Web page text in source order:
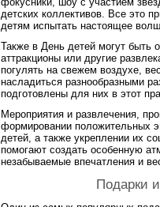
детских коллективов. Все это
детям испытать настоящее
Также в День детей могут быть
аттракционы или другие
погулять на свежем воздухе,
насладиться разнообразными
подготовлены для них в этот
Мероприятия и развлечения,
формировании положительных
детей, а также укреплении их
помогают создать особенную
незабываемые впечатления и
Подарки